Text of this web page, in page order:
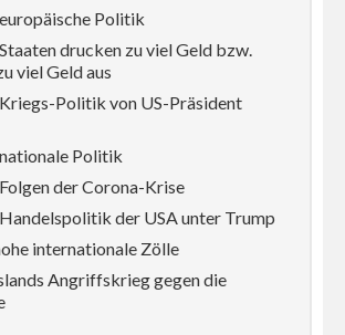
Politik
drucken zu viel Geld bzw.
viel Geld aus
Politik von US-Präsident
Politik
der Corona-Krise
der USA unter Trump
internationale Zölle
Angriffskrieg gegen die